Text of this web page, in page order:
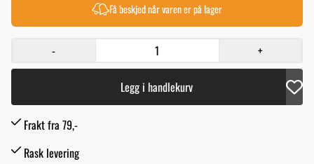
Få beskjed når varen er på lager
- +
Legg i handlekurv
Frakt fra 79,-
Rask levering